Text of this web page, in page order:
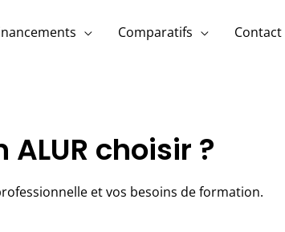
Comparatifs Contact
choisir ?
et vos besoins de formation.